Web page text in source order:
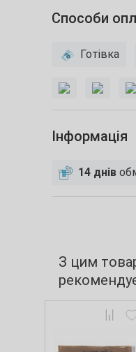
Способи
Готівка
Інформація
14 днів
З цим